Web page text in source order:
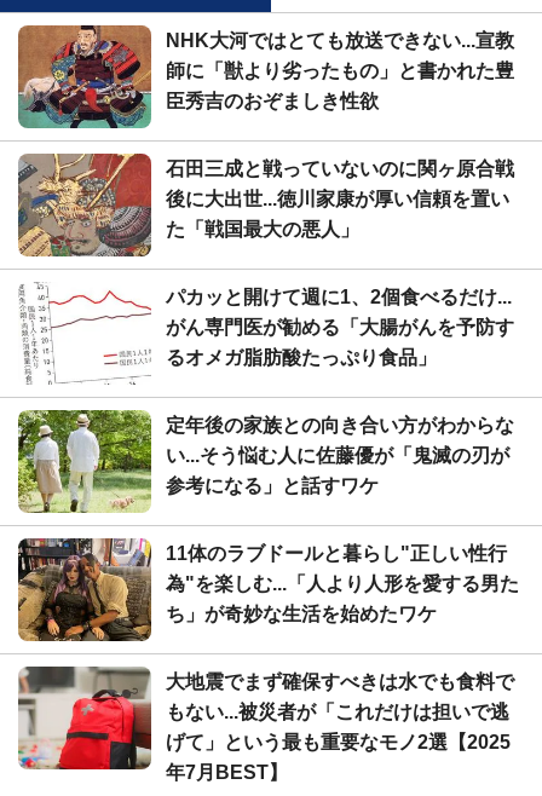
NHK大河ではとても放送できない...宣教
師に「獣より劣ったもの」と書かれた豊
臣秀吉のおぞましき性欲
石田三成と戦っていないのに関ヶ原合戦
後に大出世...徳川家康が厚い信頼を置い
た「戦国最大の悪人」
パカッと開けて週に1、2個食べるだけ...
がん専門医が勧める「大腸がんを予防す
るオメガ脂肪酸たっぷり食品」
定年後の家族との向き合い方がわからな
い...そう悩む人に佐藤優が「鬼滅の刃が
参考になる」と話すワケ
11体のラブドールと暮らし"正しい性行
為"を楽しむ...「人より人形を愛する男た
ち」が奇妙な生活を始めたワケ
大地震でまず確保すべきは水でも食料で
もない...被災者が「これだけは担いで逃
げて」という最も重要なモノ2選【2025
年7月BEST】